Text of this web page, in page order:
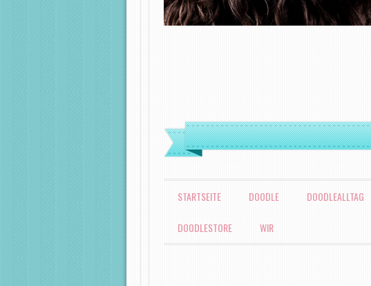
MENÜ
ZUM INHALT SPRINGEN
STARTSEITE DOODLE DOODLEALLTAG
DOODLESTORE WIR